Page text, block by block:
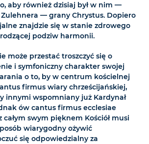
aby również dzisiaj był w nim —
— grany Chrystus. Dopiero
znajdzie się w stanie zdrowego
podziw harmonii.
może przestać troszczyć się o
i symfoniczny charakter swojej
o to, by w centrum kościelnej
firmus wiary chrześcijańskiej,
innymi wspomniany już Kardynał
ów cantus firmus ecclesiae
całym swym pięknem Kościół musi
wiarygodny ożywić
się odpowiedzialny za